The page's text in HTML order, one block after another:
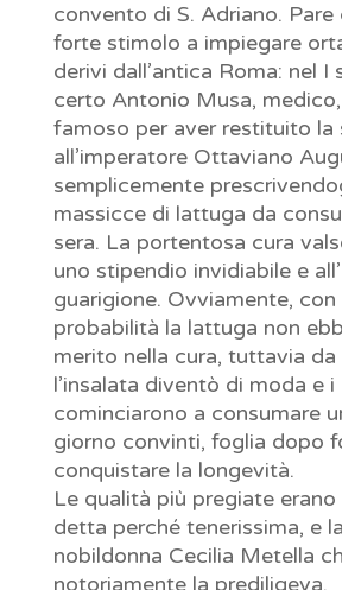
convento di S. Adriano. Pare
forte stimolo a impiegare
derivi dall’antica Roma: nel I
certo Antonio Musa,
famoso per aver restituito la
all’imperatore Ottaviano
semplicemente
massicce di lattuga da
sera. La portentosa cura
uno stipendio invidiabile e
guarigione. Ovviamente, con
probabilità la lattuga non
merito nella cura, tuttavia da
l’insalata diventò di moda e i
cominciarono a consumare
giorno convinti, foglia dopo
conquistare la longevità.
Le qualità più pregiate erano
detta perché tenerissima, e la
nobildonna Cecilia Metella
notoriamente la prediligeva.